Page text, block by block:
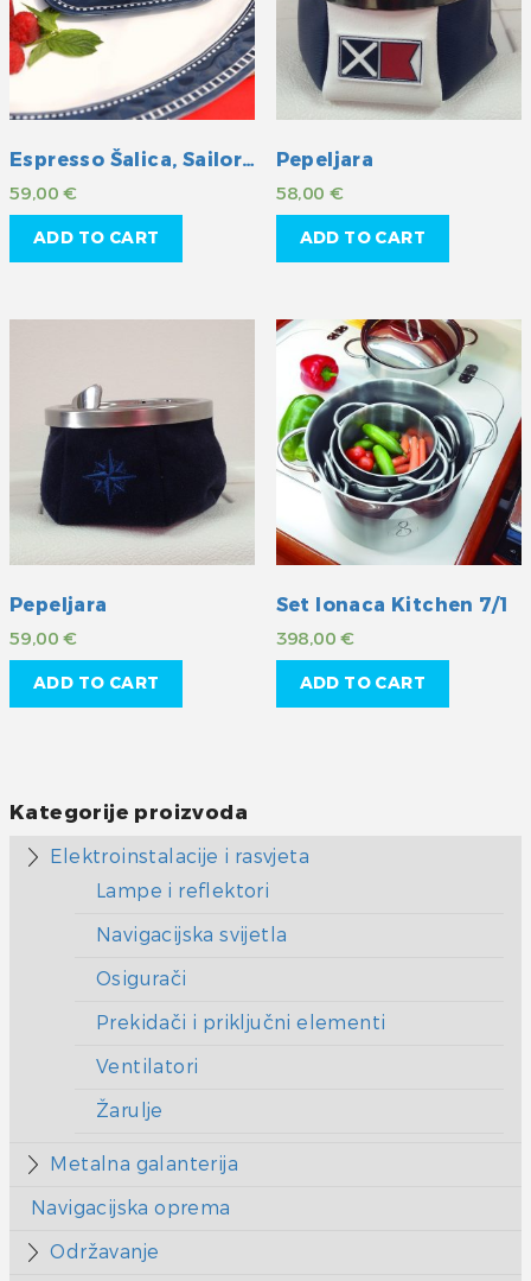
Espresso Šalica, Sailor soul
59,00€
ADD TO CART
Pepeljara
58,00€
ADD TO CART
Pepeljara
59,00€
ADD TO CART
Set lonaca Kitchen 7/1
398,00€
ADD TO CART
Kategorije proizvoda
Elektroinstalacije i rasvjeta
Lampe i reflektori
Navigacijska svijetla
Osigurači
Prekidači i priključni elementi
Ventilatori
Žarulje
Metalna galanterija
Navigacijska oprema
Održavanje